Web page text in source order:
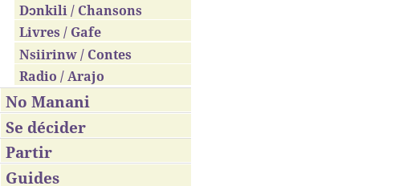
Dɔnkili / Chansons
Livres / Gafe
Nsiirinw / Contes
Radio / Arajo
No Manani
Se décider
Partir
Guides